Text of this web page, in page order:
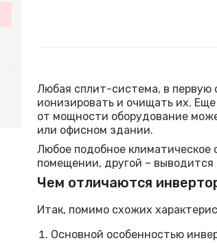
Любая сплит-система, в первую
ионизировать и очищать их.
от мощности оборудование
или офисном здании.
Любое подобное климатическое
помещении, другой –
Чем отличаются
Итак, помимо схожих
Основной особенностью